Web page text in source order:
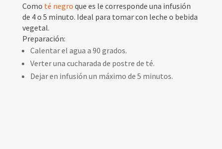
Como té negro que es le corresponde una infusión
de 4 o 5 minuto. Ideal para tomar con leche o bebida
vegetal.
Preparación:
Calentar el agua a 90 grados.
Verter una cucharada de postre de té.
Dejar en infusión un máximo de 5 minutos.